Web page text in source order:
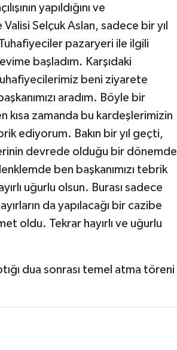
yapıldığını ve
Selçuk Aslan, sadece bir yıl
pazaryeri ile ilgili
başladım. Karşıdaki
beni ziyarete
aradım. Böyle bir
kısa zamanda bu kardeşlerimizin
ediyorum. Bakın bir yıl geçti,
devrede olduğu bir dönemde
ben başkanımızı tebrik
uğurlu olsun. Burası sadece
da yapılacağı bir cazibe
oldu. Tekrar hayırlı ve uğurlu
dua sonrası temel atma töreni